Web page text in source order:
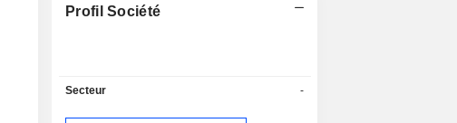
Profil Société
Secteur -